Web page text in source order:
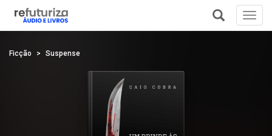
Ficção Suspense